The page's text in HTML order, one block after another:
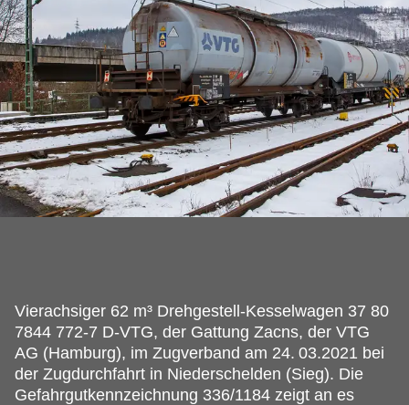
Vierachsiger 62 m³ Drehgestell-Kesselwagen 37 80
7844 772-7 D-VTG, der Gattung Zacns, der VTG
AG (Hamburg), im Zugverband am 24. 03.2021 bei
der Zugdurchfahrt in Niederschelden (Sieg). Die
Gefahrgutkennzeichnung 336/1184 zeigt an es